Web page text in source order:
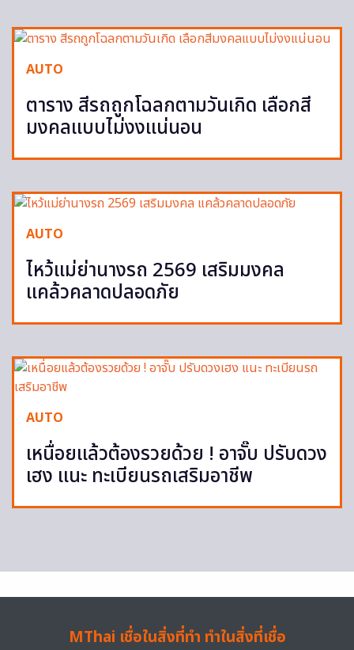
AUTO
ตาราง สีรถถูกโฉลกตามวันเกิด เลือกสี
มงคลแบบไม่งงแน่นอน
AUTO
ไหว้แม่ย่านางรถ 2569 เสริมมงคล
แคล้วคลาดปลอดภัย
AUTO
เหนื่อยแล้วต้องรวยด้วย ! อาจั๊บ ปรับดวง
เฮง แนะ ทะเบียนรถเสริมอาชีพ
MThai เชื่อในสิ่งที่ทำ ทำในสิ่งที่เชื่อ